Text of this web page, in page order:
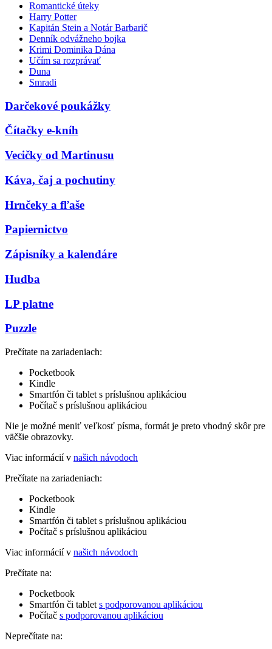
Romantické úteky
Harry Potter
Kapitán Stein a Notár Barbarič
Denník odvážneho bojka
Krimi Dominika Dána
Učím sa rozprávať
Duna
Smradi
Darčekové poukážky
Čítačky e-kníh
Vecičky od Martinusu
Káva, čaj a pochutiny
Hrnčeky a fľaše
Papiernictvo
Zápisníky a kalendáre
Hudba
LP platne
Puzzle
Prečítate na zariadeniach:
Pocketbook
Kindle
Smartfón či tablet s príslušnou aplikáciou
Počítač s príslušnou aplikáciou
Nie je možné meniť veľkosť písma, formát je preto vhodný skôr pre
väčšie obrazovky.
Viac informácií v našich návodoch
Prečítate na zariadeniach:
Pocketbook
Kindle
Smartfón či tablet s príslušnou aplikáciou
Počítač s príslušnou aplikáciou
Viac informácií v našich návodoch
Prečítate na:
Pocketbook
Smartfón či tablet s podporovanou aplikáciou
Počítač s podporovanou aplikáciou
Neprečítate na: